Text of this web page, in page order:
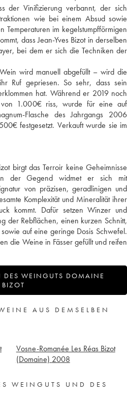
der Vinifizierung verbannt, der sich
wie bei einem Absud sowie
im kegelstumpfförmigen
dass Jean-Yves Bizot in derselben
bei dem er sich die Techniken der
wird manuell abgefüllt – wird die
Ruf gepriesen. So sehr, dass sein
hat. Während er 2019 noch
von 1.000€ riss, wurde für eine auf
Flasche des Jahrgangs 2006
festgesetzt. Verkauft wurde sie im
birgt das Terroir keine Geheimnisse
der Gegend widmet er sich mit
von präzisen, geradlinigen und
Komplexität und Mineralität ihrer
kommt. Dafür setzen Winzer und
der Rebflächen, einen kurzen Schnitt,
auf eine geringe Dosis Schwefel.
die Weine in Fässer gefüllt und reifen
DES WEINGUTS DOMAINE
BIZOT
AUS DEMSELBEN
Vosne-Romanée Les Réas Bizot
(Domaine) 2008
WEINGUTS UND DES